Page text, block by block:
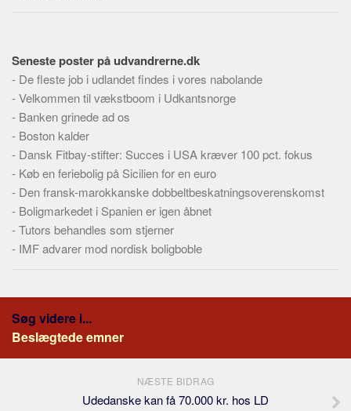
Om
Webstedet
Forhistorien
Redigering
Tekstannoncer
Bannere
Hjælp
Seneste poster på udvandrerne.dk
- De fleste job i udlandet findes i vores nabolande
-Velkommen til vækstboom i Udkantsnorge
- Banken grinede ad os
- Boston kalder
- Dansk Fitbay-stifter: Succes i USA kræver 100 pct. fokus
- Køb en feriebolig på Sicilien for en euro
- Den fransk-marokkanske dobbeltbeskatningsoverenskomst
- Boligmarkedet i Spanien er igen åbnet
-Tutors behandles som stjerner
- IMF advarer mod nordisk boligboble
Søg videre i...
Beslægtede emner
NÆSTE BIDRAG
Udedanske kan få 70.000 kr. hos LD